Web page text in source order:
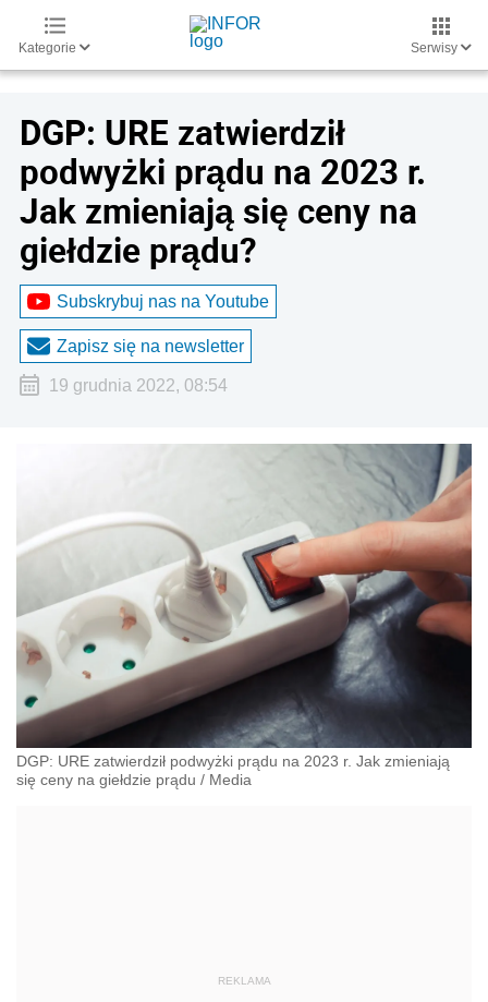
Kategorie Serwisy
DGP: URE zatwierdził
podwyżki prądu na 2023 r.
Jak zmieniają się ceny na
giełdzie prądu?
Subskrybuj nas na Youtube
Zapisz się na newsletter
19 grudnia 2022, 08:54
DGP: URE zatwierdził podwyżki prądu na 2023 r. Jak zmieniają
się ceny na giełdzie prądu / Media